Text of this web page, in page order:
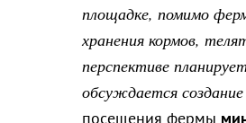
площадке, помимо
хранения кормов,
перспективе
обсуждается
посещения фермы